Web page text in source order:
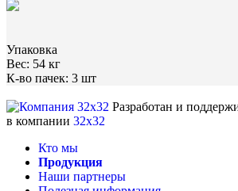
Упаковка
Вес: 54 кг
К-во пачек: 3 шт
Разработан и
в компании 32x32
Кто мы
Продукция
Наши партнеры